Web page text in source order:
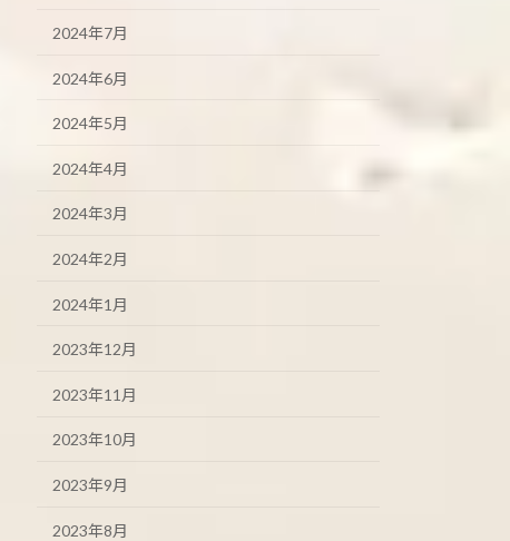
2024年7月
2024年6月
2024年5月
2024年4月
2024年3月
2024年2月
2024年1月
2023年12月
2023年11月
2023年10月
2023年9月
2023年8月